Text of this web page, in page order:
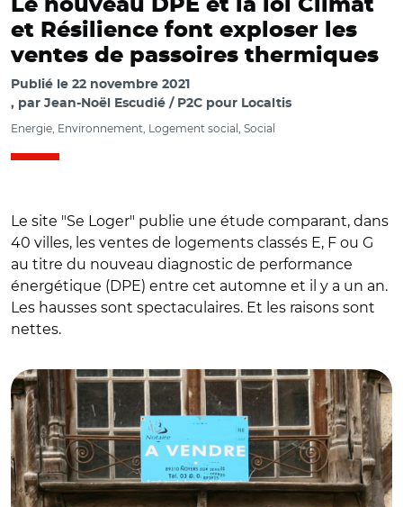
Le nouveau DPE et la loi Climat
et Résilience font exploser les
ventes de passoires thermiques
Publié le 22 novembre 2021
par Jean-Noël Escudié / P2C pour Localtis
Energie, Environnement, Logement social, Social
Le site "Se Loger" publie une étude comparant, dans
40 villes, les ventes de logements classés E, F ou G
au titre du nouveau diagnostic de performance
énergétique (DPE) entre cet automne et il y a un an.
Les hausses sont spectaculaires. Et les raisons sont
nettes.